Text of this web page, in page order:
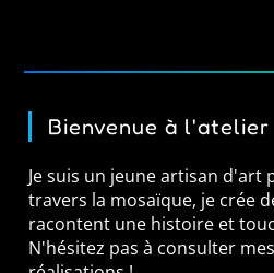
Bienvenue à l'atelier
Je suis un jeune artisan d'art
travers la mosaïque, je crée
racontent une histoire et
N'hésitez pas à consulter